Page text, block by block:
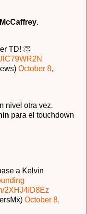
.
TD! 👏
October 8,
nivel otra vez.
para el touchdown
a Kelvin
2XHJ4ID8Ez
October 8,